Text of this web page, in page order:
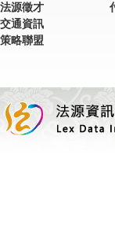
法源徵才
交通資訊
策略聯盟